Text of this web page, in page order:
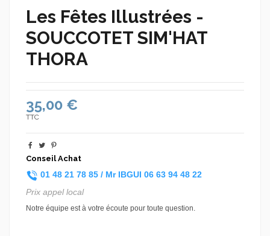
Les Fêtes Illustrées -
SOUCCOTET SIM'HAT
THORA
35,00 €
TTC
Conseil Achat
01 48 21 78 85 / Mr IBGUI 06 63 94 48 22
Prix appel local
Notre équipe est à votre écoute pour toute question.